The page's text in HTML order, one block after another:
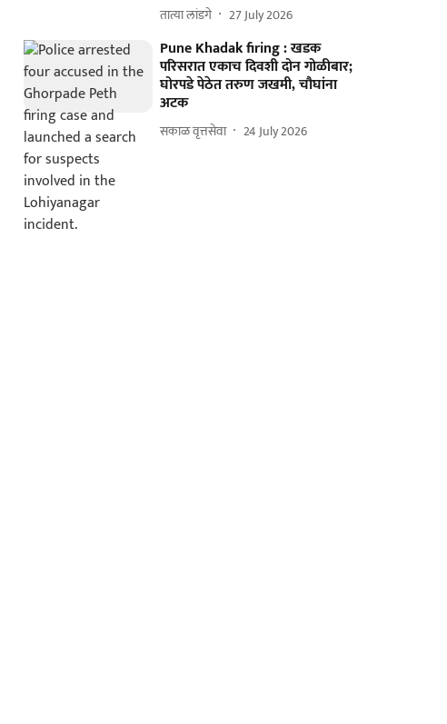
तात्या लांडगे 27 July 2026
Pune Khadak firing : खडक
परिसरात एकाच दिवशी दोन गोळीबार;
घोरपडे पेठेत तरुण जखमी, चौघांना
अटक
सकाळ वृत्तसेवा 24 July 2026